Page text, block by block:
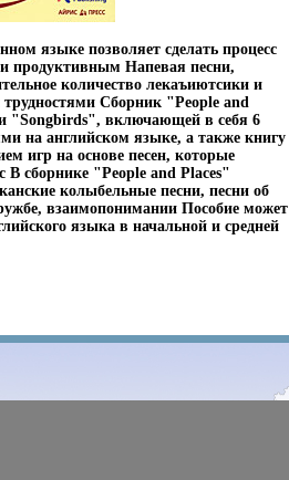
языке позволяет сделать процесс
продуктивным Напевая песни,
количество лекаъиютсики и
Сборник "People and
"Songbirds", включающей в себя 6
на английском языке, а также книгу
игр на основе песен, которые
В сборнике "People and Places"
колыбельные песни, песни об
взаимопонимании Пособие может
языка в начальной и средней